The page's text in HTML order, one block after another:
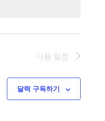
다음 일정
달력 구독하기